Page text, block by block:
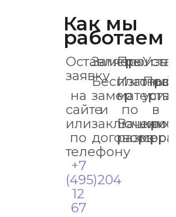
Как мы
работаем
Оставляете
заявку
на
сайте
или
по
телефону
+7
(495)204
12
67
Замеры
Бесплатный
замер
и
заключение
договора
по
Вашим
в